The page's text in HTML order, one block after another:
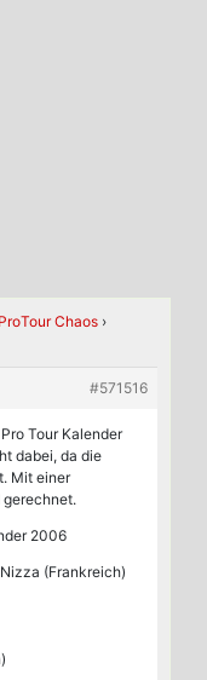
ProTour Chaos ›
#571516
Tour Kalender
dabei, da die
Mit einer
2006
(Frankreich)